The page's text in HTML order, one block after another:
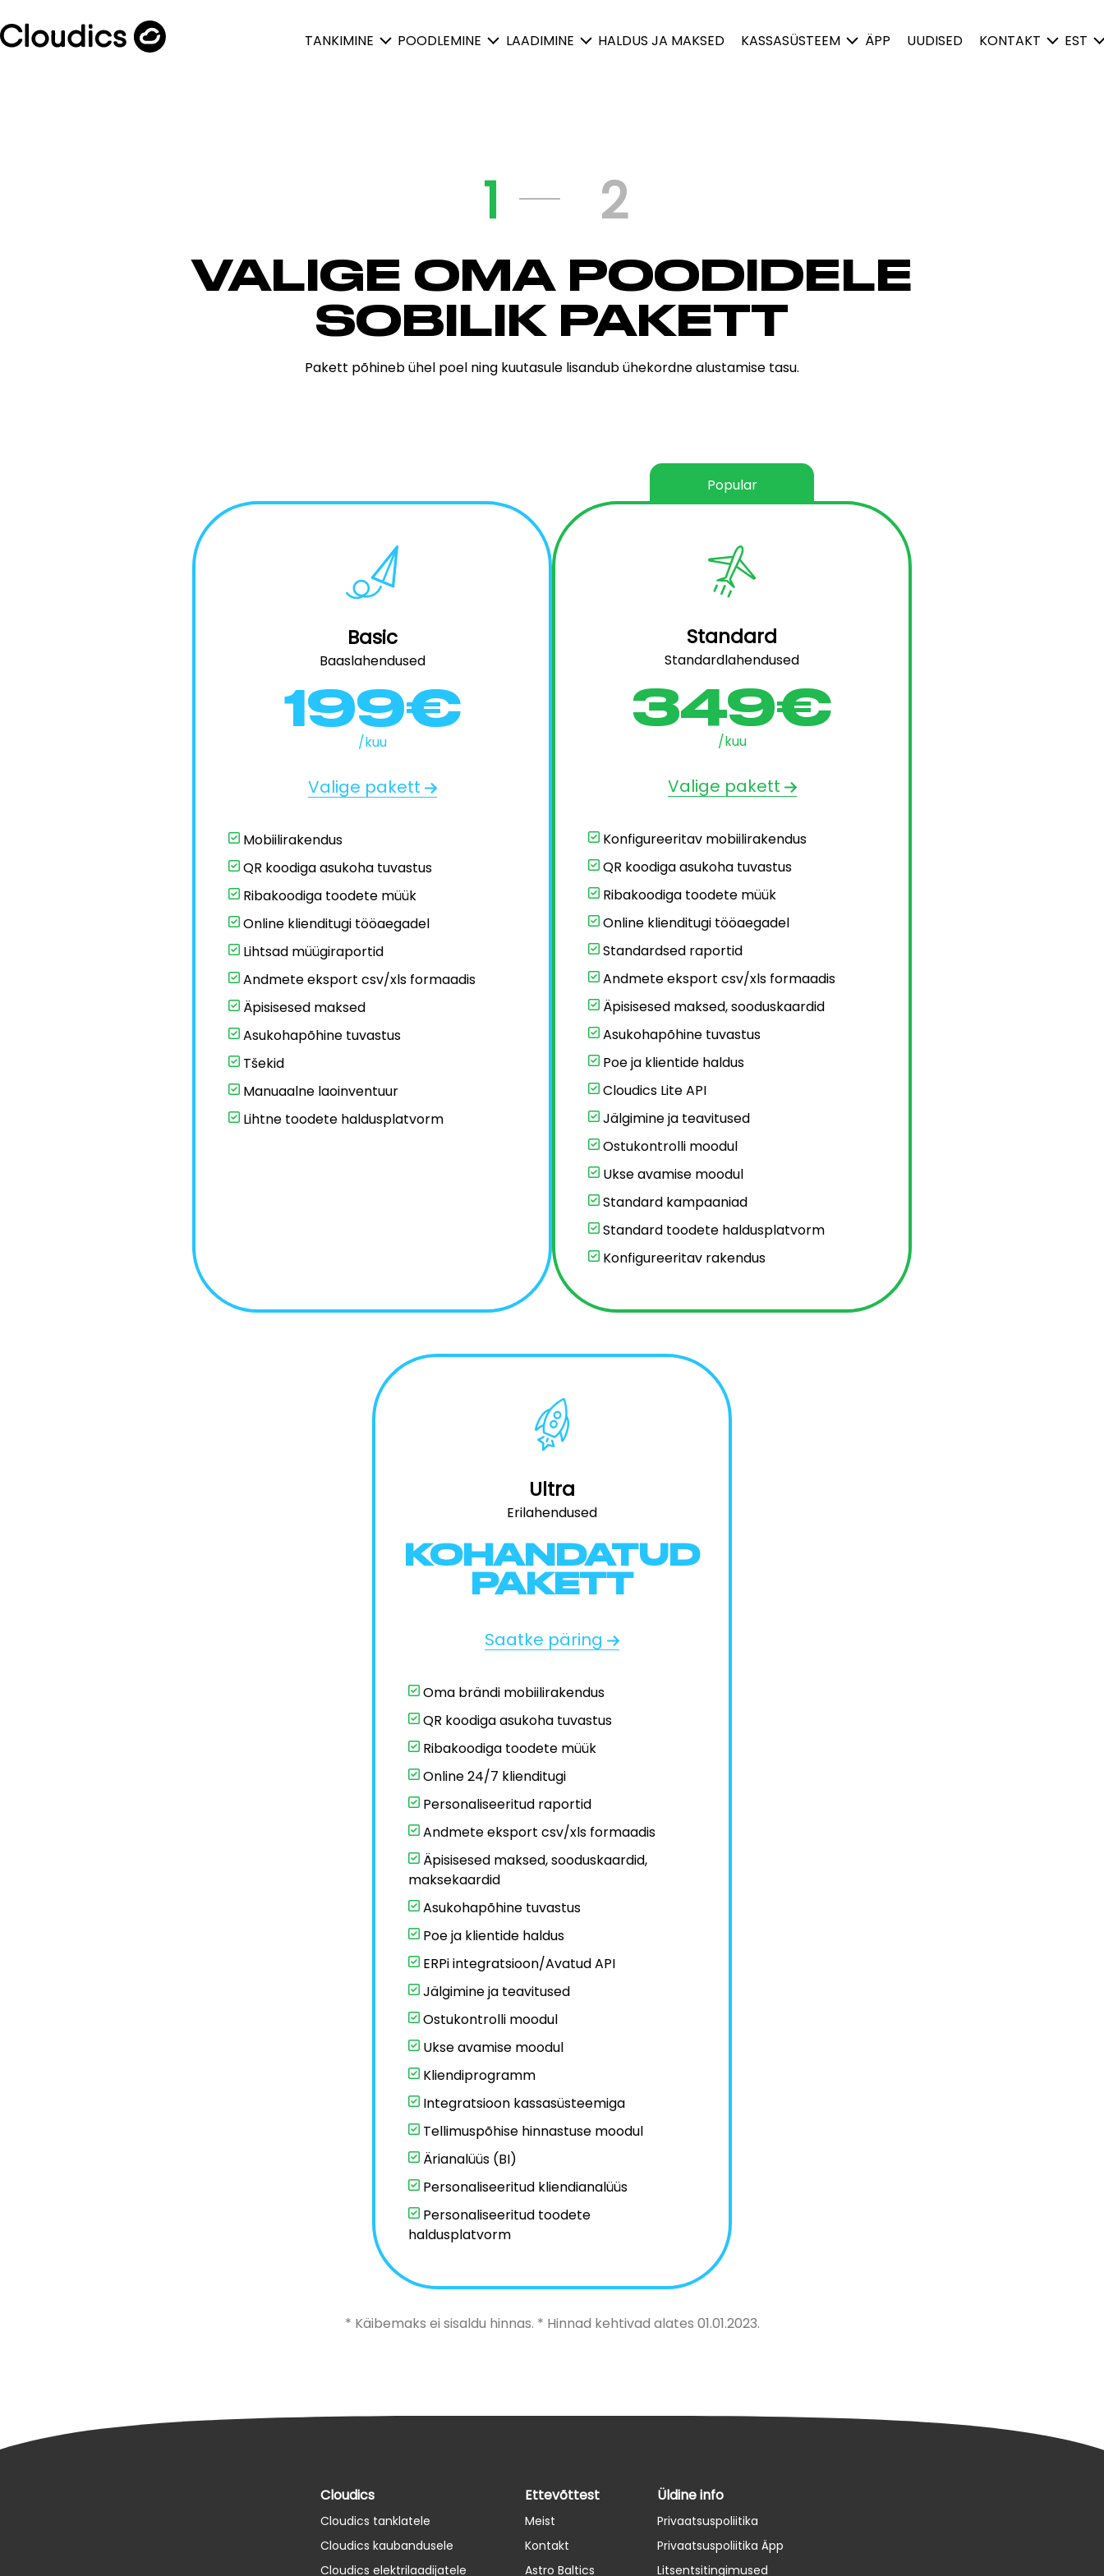
TANKIMINE POODLEMINE LAADIMINE HALDUS JA MAKSED KASSASÜSTEEM ÄPP UUDISED KONTAKT EST
1 2
VALIGE OMA POODIDELE
SOBILIK PAKETT
Pakett põhineb ühel poel ning kuutasule lisandub ühekordne alustamise tasu.
Basic
Baaslahendused
199€
/kuu
Valige pakett
Mobiilirakendus
QR koodiga asukoha tuvastus
Ribakoodiga toodete müük
Online klienditugi tööaegadel
Lihtsad müügiraportid
Andmete eksport csv/xls formaadis
Äpisisesed maksed
Asukohapõhine tuvastus
Tšekid
Manuaalne laoinventuur
Lihtne toodete haldusplatvorm
Popular
Standard
Standardlahendused
349€
/kuu
Valige pakett
Konfigureeritav mobiilirakendus
QR koodiga asukoha tuvastus
Ribakoodiga toodete müük
Online klienditugi tööaegadel
Standardsed raportid
Andmete eksport csv/xls formaadis
Äpisisesed maksed, sooduskaardid
Asukohapõhine tuvastus
Poe ja klientide haldus
Cloudics Lite API
Jälgimine ja teavitused
Ostukontrolli moodul
Ukse avamise moodul
Standard kampaaniad
Standard toodete haldusplatvorm
Konfigureeritav rakendus
Ultra
Erilahendused
KOHANDATUD
PAKETT
Saatke päring
Oma brändi mobiilirakendus
QR koodiga asukoha tuvastus
Ribakoodiga toodete müük
Online 24/7 klienditugi
Personaliseeritud raportid
Andmete eksport csv/xls formaadis
Äpisisesed maksed, sooduskaardid,
maksekaardid
Asukohapõhine tuvastus
Poe ja klientide haldus
ERPi integratsioon/Avatud API
Jälgimine ja teavitused
Ostukontrolli moodul
Ukse avamise moodul
Kliendiprogramm
Integratsioon kassasüsteemiga
Tellimuspõhise hinnastuse moodul
Ärianalüüs (BI)
Personaliseeritud kliendianalüüs
Personaliseeritud toodete
haldusplatvorm
* Käibemaks ei sisaldu hinnas. * Hinnad kehtivad alates 01.01.2023.
Cloudics
Cloudics tanklatele
Cloudics kaubandusele
Cloudics elektrilaadijatele
Ettevõttest
Meist
Kontakt
Astro Baltics
Üldine info
Privaatsuspoliitika
Privaatsuspoliitika Äpp
Litsentsitingimused